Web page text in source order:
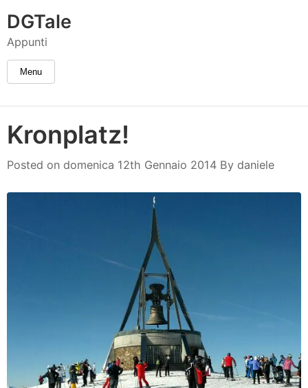
daniele
DGTale
Appunti
Menu
Kronplatz!
Posted on domenica 12th Gennaio 2014 By daniele